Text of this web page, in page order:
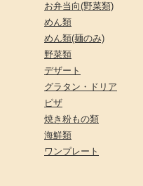
お弁当向(野菜類)
めん類
めん類(麺のみ)
野菜類
デザート
グラタン・ドリア
ピザ
焼き粉もの類
海鮮類
ワンプレート